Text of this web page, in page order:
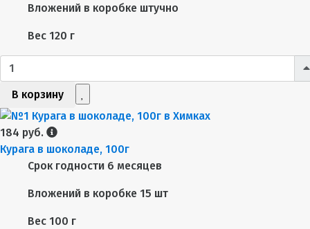
Вложений в коробке штучно
Вес 120 г
В корзину
184 руб.
Курага в шоколаде, 100г
Срок годности 6 месяцев
Вложений в коробке 15 шт
Вес 100 г